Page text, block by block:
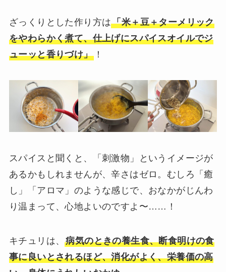
ざっくりとした作り方は「米＋豆＋ターメリック
をやわらかく煮て、仕上げにスパイスオイルでジ
ューッと香りづけ」！
スパイスと聞くと、「刺激物」というイメージが
あるかもしれませんが、辛さはゼロ。むしろ「癒
し」「アロマ」のような感じで、おなかがじんわ
り温まって、心地よいのですよ〜……！
キチュリは、病気のときの養生食、断食明けの食
事に良いとされるほど、消化がよく、栄養価の高